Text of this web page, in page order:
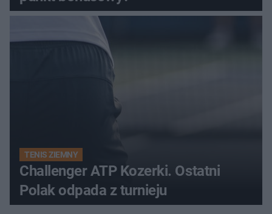
TENIS ZIEMNY
Challenger ATP Kozerki. Ostatni
Polak odpada z turnieju